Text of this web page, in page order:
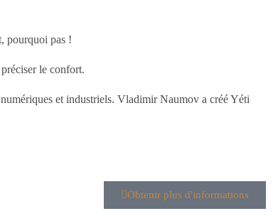
pourquoi pas !
le confort.
et industriels. Vladimir Naumov a créé Yéti
Obtenir plus d'informations